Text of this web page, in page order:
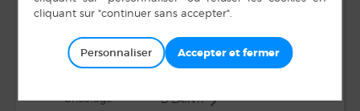
Heure :
11 h 00 min à 11 h 30 min
bricolage
D’LAINTI
Personnaliser